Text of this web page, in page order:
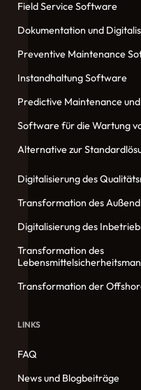
Field Service Software
Dokumentation und
Preventive Maintenance
Instandhaltung Software
Predictive Maintenance
Software für die Wartung
Alternative zur
Digitalisierung des
Transformation des
Digitalisierung des
Transformation des
Transformation der
LINKS
FAQ
News und Blogbeiträge